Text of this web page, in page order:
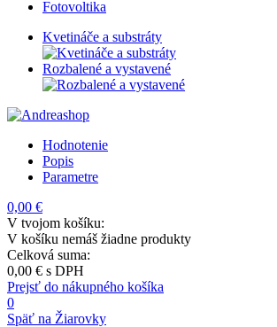
Fotovoltika
Kvetináče a substráty
Rozbalené a vystavené
Hodnotenie
Popis
Parametre
0,00 €
V tvojom košíku:
V košíku nemáš žiadne produkty
Celková suma:
0,00 € s DPH
Prejsť do nákupného košíka
0
Späť na Žiarovky